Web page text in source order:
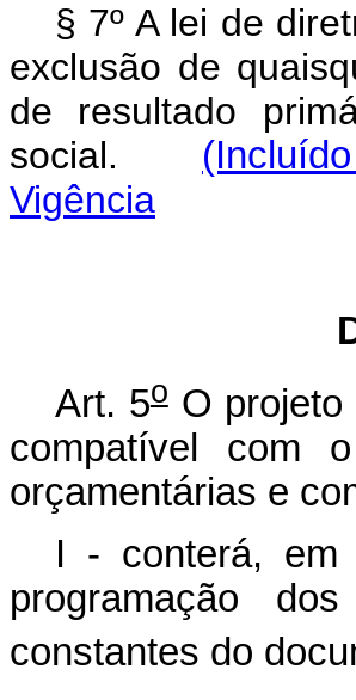
§ 7º A lei de
exclusão de
de resultado
social.
Vigência
Art. 5oO projeto
compatível com
orçamentárias e
I - conterá, em
programação
constantes do